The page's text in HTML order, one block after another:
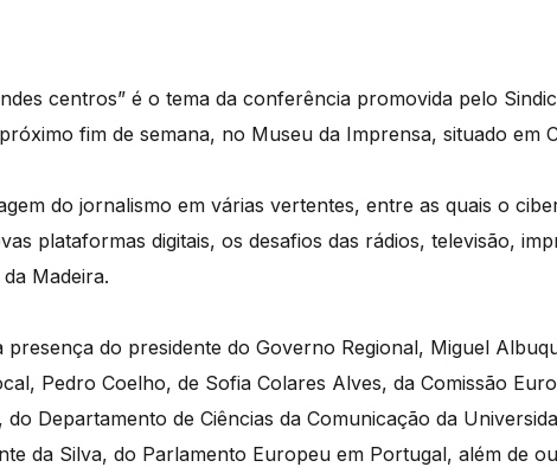
centros” é o tema da conferência promovida pelo
fim de semana, no Museu da Imprensa, situado em
do jornalismo em várias vertentes, entre as quais o
plataformas digitais, os desafios das rádios, televisão,
Madeira.
do presidente do Governo Regional, Miguel
Pedro Coelho, de Sofia Colares Alves, da Comissão
Departamento de Ciências da Comunicação da
da Silva, do Parlamento Europeu em Portugal, além de